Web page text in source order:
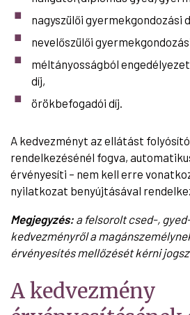
nagyszülői gyermekgondozási
nevelőszülői
méltányosságból
díj,
örökbefogadói díj.
A kedvezményt az ellátást
rendelkezésénél fogva,
érvényesíti – nem kell erre
nyilatkozat benyújtásával
Megjegyzés: a felsorolt csed-,
kedvezményről a
érvényesítés mellőzését kérni
A kedvezmény